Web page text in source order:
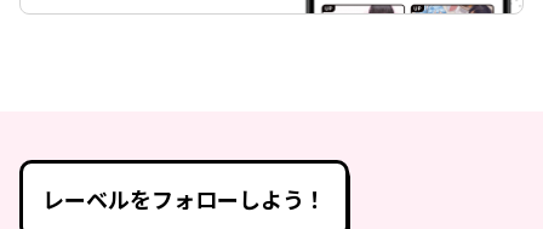
レーベルをフォローしよう！